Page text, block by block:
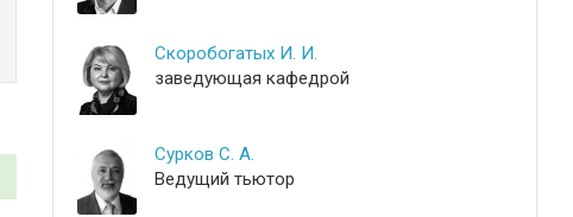
Скоробогатых И. И.
заведующая кафедрой
Сурков С. А.
Ведущий тьютор